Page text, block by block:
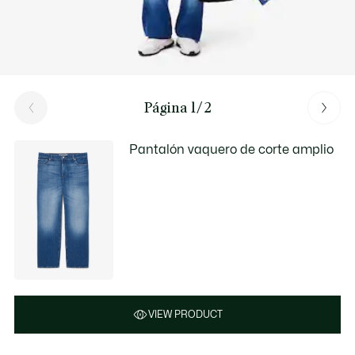
Página 1/2
Pantalón vaquero de corte amplio
VIEW PRODUCT